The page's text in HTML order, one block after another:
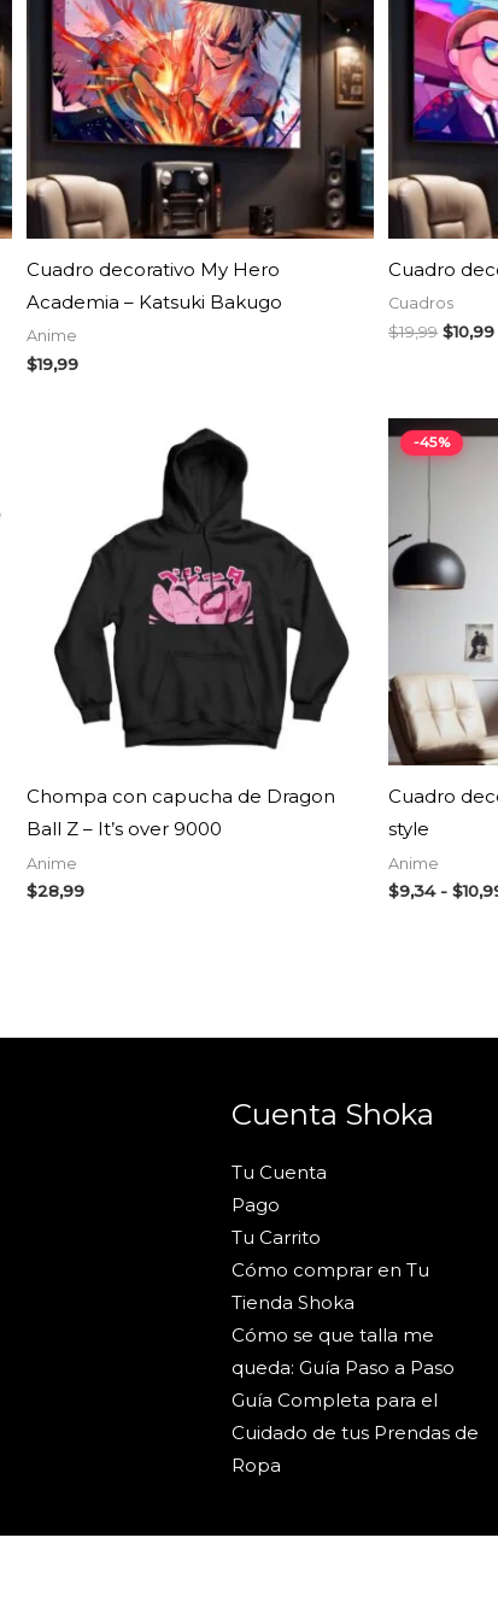
AGOTADO
Cuadro decorativo My Hero
Academia – Katsuki Bakugo
Anime
$19,99
Cuadro
Cuadros
$19,99 $10,99
Chompa con capucha de Dragon
Ball Z – It’s over 9000
Anime
$28,99
-45%
Cuadro
style
Anime
$9,34 - $
Cuenta Shoka
Tu Cuenta
Pago
Tu Carrito
Cómo comprar en Tu
Tienda Shoka
Cómo se que talla me
queda: Guía Paso a Paso
Guía Completa para el
Cuidado de tus Prendas de
Ropa